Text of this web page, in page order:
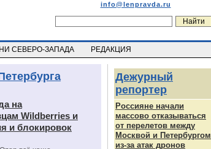
info@lenpravda.ru
СЕВЕРО-ЗАПАДА РЕДАКЦИЯ
на
Wildberries и
и блокировок
Дежурный
репортер
Россияне начали
массово отказываться
от перелетов между
Москвой и Петербургом
из-за атак дронов